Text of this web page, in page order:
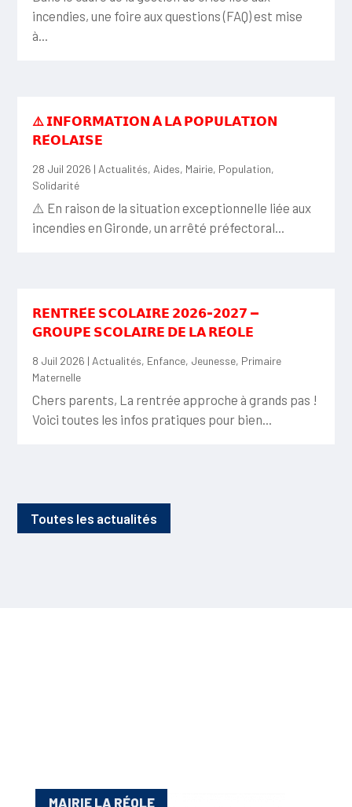
incendies, une foire aux questions (FAQ) est mise
à...
⚠️ 𝗜𝗡𝗙𝗢𝗥𝗠𝗔𝗧𝗜𝗢𝗡 𝗔̀ 𝗟𝗔 𝗣𝗢𝗣𝗨𝗟𝗔𝗧𝗜𝗢𝗡
𝗥𝗘́𝗢𝗟𝗔𝗜𝗦𝗘
28 Juil 2026 | Actualités, Aides, Mairie, Population,
Solidarité
⚠️ En raison de la situation exceptionnelle liée aux
incendies en Gironde, un arrêté préfectoral...
𝗥𝗘𝗡𝗧𝗥𝗘́𝗘 𝗦𝗖𝗢𝗟𝗔𝗜𝗥𝗘 𝟮𝟬𝟮𝟲-𝟮𝟬𝟮𝟳 —
𝗚𝗥𝗢𝗨𝗣𝗘 𝗦𝗖𝗢𝗟𝗔𝗜𝗥𝗘 𝗗𝗘 𝗟𝗔 𝗥𝗘́𝗢𝗟𝗘
8 Juil 2026 | Actualités, Enfance, Jeunesse, Primaire
Maternelle
Chers parents, La rentrée approche à grands pas !
Voici toutes les infos pratiques pour bien...
Toutes les actualités
MAIRIE LA RÉOLE